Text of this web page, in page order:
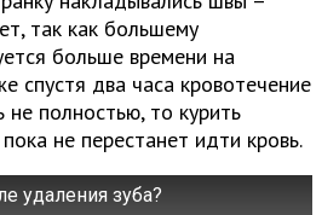
так как большему
больше времени на
спустя два часа кровотечение
не полностью, то курить
не перестанет идти кровь.
удаления зуба?